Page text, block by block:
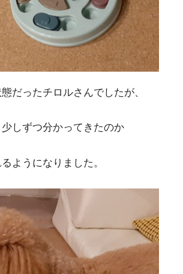
だったチロルさんでしたが、
しずつ分かってきたのか
ようになりました。